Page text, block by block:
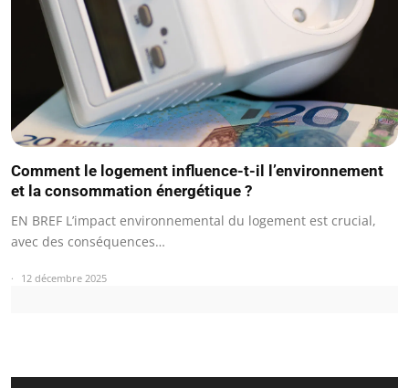
Comment le logement influence-t-il l’environnement
et la consommation énergétique ?
EN BREF L’impact environnemental du logement est crucial,
avec des conséquences…
12 décembre 2025